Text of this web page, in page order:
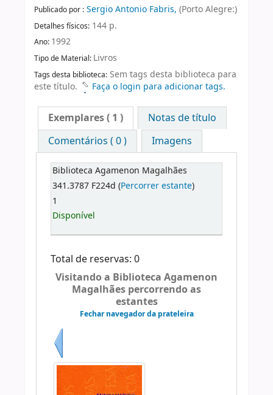
Publicado por : Sergio Antonio Fabris, (Porto Alegre:)
Detalhes físicos: 144 p.
Ano: 1992
Tipo de Material: Livros
Tags desta biblioteca: Sem tags desta biblioteca para
este título.
Faça o login para adicionar tags.
Exemplares( 1 )
Notas de título
Comentários ( 0 )
Imagens
Biblioteca Agamenon Magalhães
341.3787 F224d (Percorrer estante)
1
Disponível
Total de reservas: 0
Visitando a Biblioteca Agamenon
Magalhães percorrendo as
estantes
Fechar navegador da prateleira
Anterior